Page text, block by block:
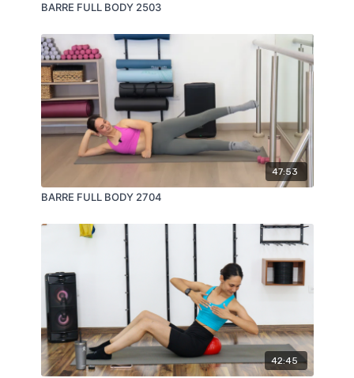
BARRE FULL BODY 2503
47:53
BARRE FULL BODY 2704
42:45